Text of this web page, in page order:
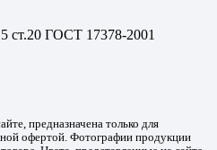
ст.20 ГОСТ 17378-2001
предназначена только для
офертой. Фотографии продукции